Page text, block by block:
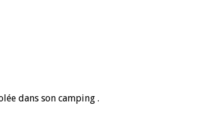
dans son camping .